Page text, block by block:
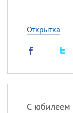
Открытка
С юбилеем